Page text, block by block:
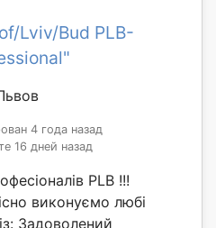
Lviv/Bud PLB-
4 года назад
16 дней назад
PLB !!!
виконуємо любі
Задоволений